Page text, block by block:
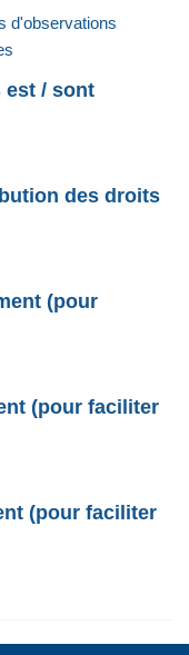
d'observations
est / sont
des droits
(pour
(pour faciliter
(pour faciliter